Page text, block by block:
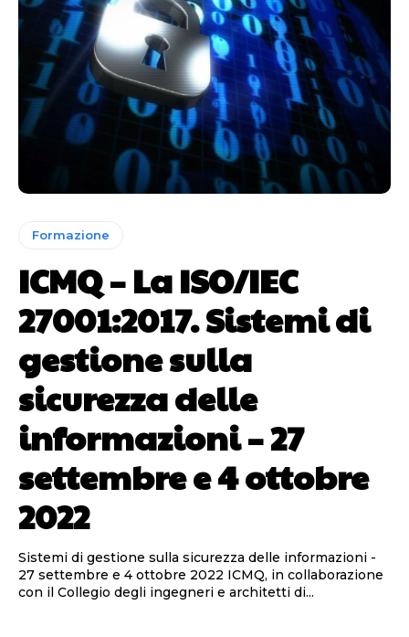
Formazione
ICMQ – La ISO/IEC
27001:2017. Sistemi di
gestione sulla
sicurezza delle
informazioni – 27
settembre e 4 ottobre
2022
Sistemi di gestione sulla sicurezza delle informazioni -
27 settembre e 4 ottobre 2022 ICMQ, in collaborazione
con il Collegio degli ingegneri e architetti di...